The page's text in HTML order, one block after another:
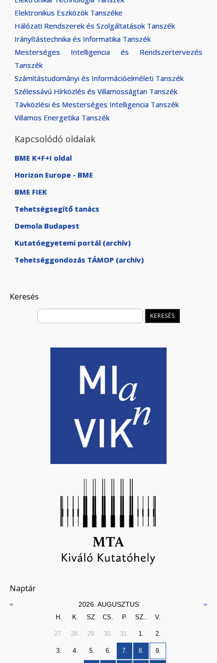
Elektronikus Eszközök Tanszéke
Hálózati Rendszerek és Szolgáltatások Tanszék
Irányítástechnika és Informatika Tanszék
Mesterséges Intelligencia és Rendszertervezés
Tanszék
Számítástudományi és Információelméleti Tanszék
Szélessávú Hírközlés és Villamosságtan Tanszék
Távközlési és Mesterséges Intelligencia Tanszék
Villamos Energetika Tanszék
Kapcsolódó oldalak
BME K+F+I oldal
Horizon Europe - BME
BME FIEK
Tehetségsegítő tanács
Demola Budapest
Kutatóegyetemi portál (archív)
Tehetséggondozás TÁMOP (archív)
Keresés
Naptár
« 2026. AUGUSZTUS »
H. K. SZ. CS. P. SZ.. V.
27. 28. 29. 30. 31. 1. 2.
3. 4. 5. 6. 7. 8. 9.